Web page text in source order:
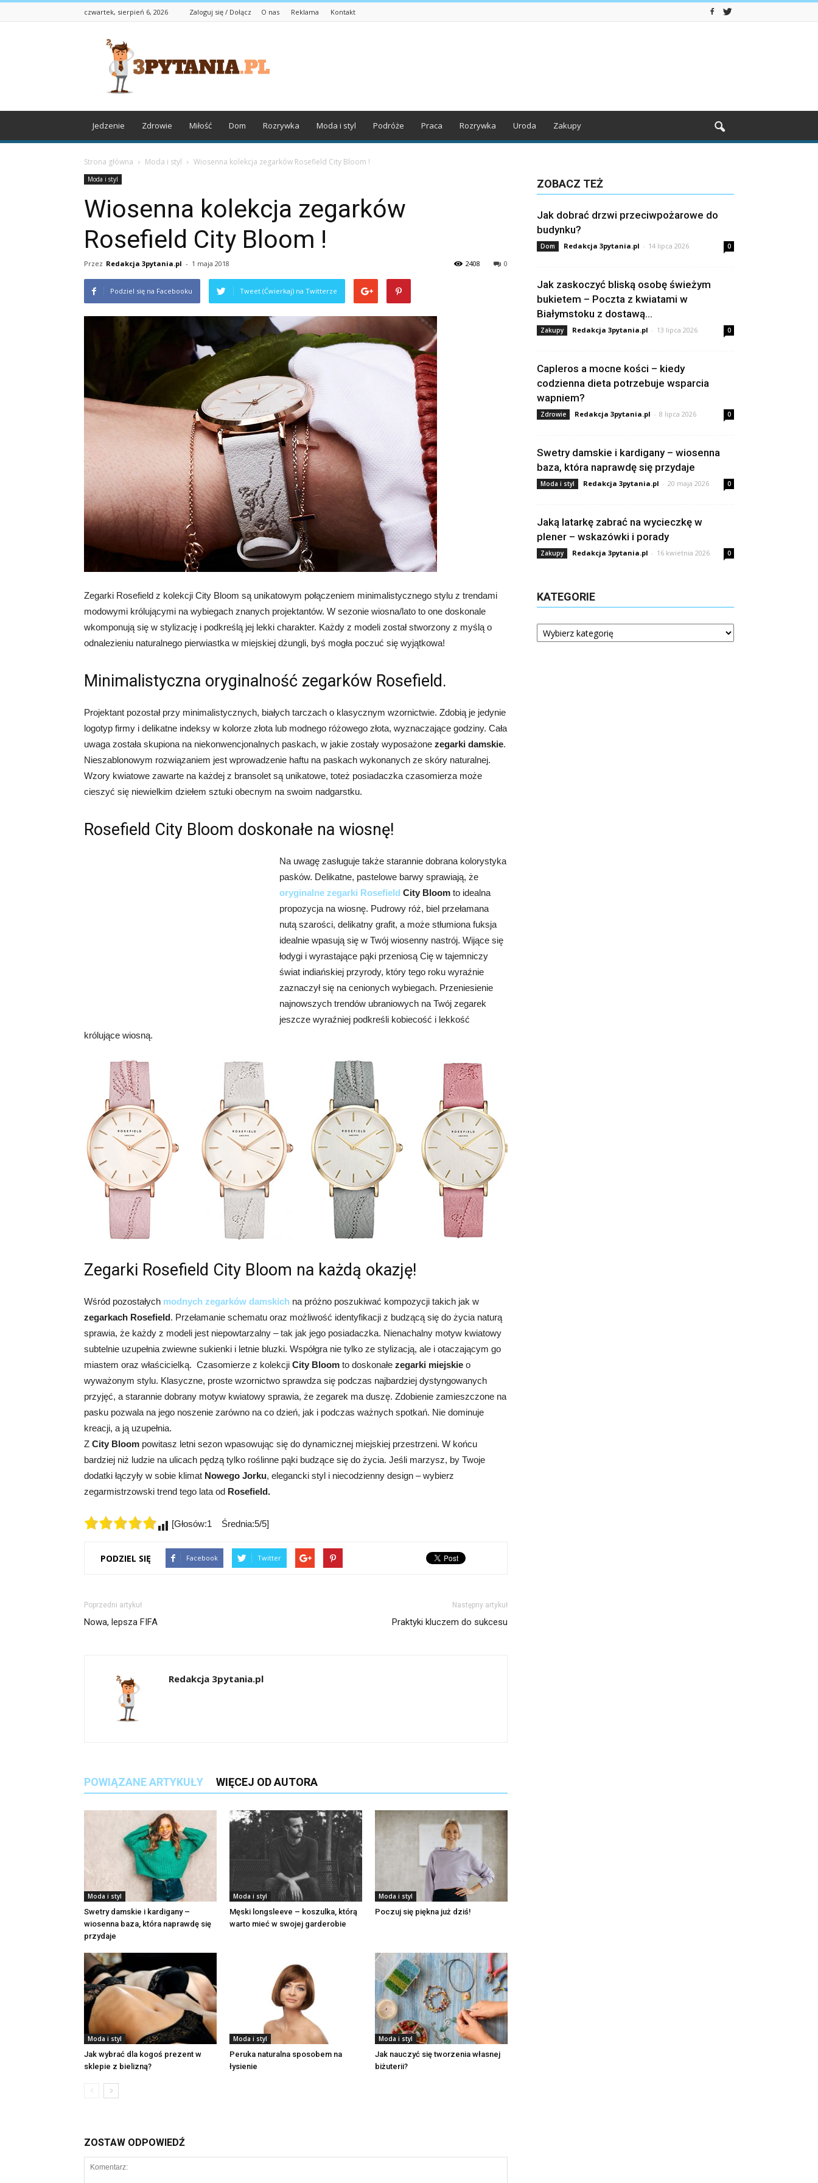
czwartek, sierpień 6, 2026 Zaloguj się / Dołącz O nas Reklama Kontakt
3pytania.pl
Jedzenie Zdrowie Miłość Dom Rozrywka Moda i styl Podróże Praca Rozrywka Uroda Zakupy
Strona główna Moda i styl Wiosenna kolekcja zegarków Rosefield City Bloom !
Moda i styl
Wiosenna kolekcja zegarków
Rosefield City Bloom !
Przez Redakcja 3pytania.pl - 1 maja 2018 0
2408
Podziel się na Facebooku Tweet (Ćwierkaj) na Twitterze
Zegarki Rosefield z kolekcji City Bloom są unikatowym połączeniem minimalistycznego stylu z trendami
modowymi królującymi na wybiegach znanych projektantów. W sezonie wiosna/lato to one doskonale
wkomponują się w stylizację i podkreślą jej lekki charakter. Każdy z modeli został stworzony z myślą o
odnalezieniu naturalnego pierwiastka w miejskiej dżungli, byś mogła poczuć się wyjątkowa!
Minimalistyczna oryginalność zegarków Rosefield.
Projektant pozostał przy minimalistycznych, białych tarczach o klasycznym wzornictwie. Zdobią je jedynie
logotyp firmy i delikatne indeksy w kolorze złota lub modnego różowego złota, wyznaczające godziny. Cała
uwaga została skupiona na niekonwencjonalnych paskach, w jakie zostały wyposażone zegarki damskie.
Nieszablonowym rozwiązaniem jest wprowadzenie haftu na paskach wykonanych ze skóry naturalnej.
Wzory kwiatowe zawarte na każdej z bransolet są unikatowe, toteż posiadaczka czasomierza może
cieszyć się niewielkim dziełem sztuki obecnym na swoim nadgarstku.
Rosefield City Bloom doskonałe na wiosnę!
Na uwagę zasługuje także starannie dobrana kolorystyka
pasków. Delikatne, pastelowe barwy sprawiają, że
oryginalne zegarki Rosefield City Bloom to idealna
propozycja na wiosnę. Pudrowy róż, biel przełamana
nutą szarości, delikatny grafit, a może stłumiona fuksja
idealnie wpasują się w Twój wiosenny nastrój. Wijące się
łodygi i wyrastające pąki przeniosą Cię w tajemniczy
świat indiańskiej przyrody, który tego roku wyraźnie
zaznaczył się na cenionych wybiegach. Przeniesienie
najnowszych trendów ubraniowych na Twój zegarek
jeszcze wyraźniej podkreśli kobiecość i lekkość
królujące wiosną.
Zegarki Rosefield City Bloom na każdą okazję!
Wśród pozostałych modnych zegarków damskich na próżno poszukiwać kompozycji takich jak w
zegarkach Rosefield. Przełamanie schematu oraz możliwość identyfikacji z budzącą się do życia naturą
sprawia, że każdy z modeli jest niepowtarzalny – tak jak jego posiadaczka. Nienachalny motyw kwiatowy
subtelnie uzupełnia zwiewne sukienki i letnie bluzki. Współgra nie tylko ze stylizacją, ale i otaczającym go
miastem oraz właścicielką. Czasomierze z kolekcji City Bloom to doskonałe zegarki miejskie o
wyważonym stylu. Klasyczne, proste wzornictwo sprawdza się podczas najbardziej dystyngowanych
przyjęć, a starannie dobrany motyw kwiatowy sprawia, że zegarek ma duszę. Zdobienie zamieszczone na
pasku pozwala na jego noszenie zarówno na co dzień, jak i podczas ważnych spotkań. Nie dominuje
kreacji, a ją uzupełnia.
Z City Bloom powitasz letni sezon wpasowując się do dynamicznej miejskiej przestrzeni. W końcu
bardziej niż ludzie na ulicach pędzą tylko roślinne pąki budzące się do życia. Jeśli marzysz, by Twoje
dodatki łączyły w sobie klimat Nowego Jorku, elegancki styl i niecodzienny design – wybierz
zegarmistrzowski trend tego lata od Rosefield.
[Głosów:1 Średnia:5/5]
PODZIEL SIĘ Facebook Twitter
Poprzedni artykuł
Nowa, lepsza FIFA
Następny artykuł
Praktyki kluczem do sukcesu
Redakcja 3pytania.pl
POWIĄZANE ARTYKUŁY WIĘCEJ OD AUTORA
Moda i styl
Swetry damskie i kardigany –
wiosenna baza, która naprawdę się
przydaje
Moda i styl
Męski longsleeve – koszulka, którą
warto mieć w swojej garderobie
Moda i styl
Poczuj się piękna już dziś!
Moda i styl
Jak wybrać dla kogoś prezent w
sklepie z bielizną?
Moda i styl
Peruka naturalna sposobem na
łysienie
Moda i styl
Jak nauczyć się tworzenia własnej
biżuterii?
ZOSTAW ODPOWIEDŹ
ZOBACZ TEŻ
Jak dobrać drzwi przeciwpożarowe do
budynku?
Dom Redakcja 3pytania.pl - 14 lipca 2026 0
Jak zaskoczyć bliską osobę świeżym
bukietem – Poczta z kwiatami w
Białymstoku z dostawą...
Zakupy Redakcja 3pytania.pl - 13 lipca 2026 0
Capleros a mocne kości – kiedy
codzienna dieta potrzebuje wsparcia
wapniem?
Zdrowie Redakcja 3pytania.pl - 8 lipca 2026 0
Swetry damskie i kardigany – wiosenna
baza, która naprawdę się przydaje
Moda i styl Redakcja 3pytania.pl - 20 maja 2026 0
Jaką latarkę zabrać na wycieczkę w
plener – wskazówki i porady
Zakupy Redakcja 3pytania.pl - 16 kwietnia 2026 0
KATEGORIE
Kategorie